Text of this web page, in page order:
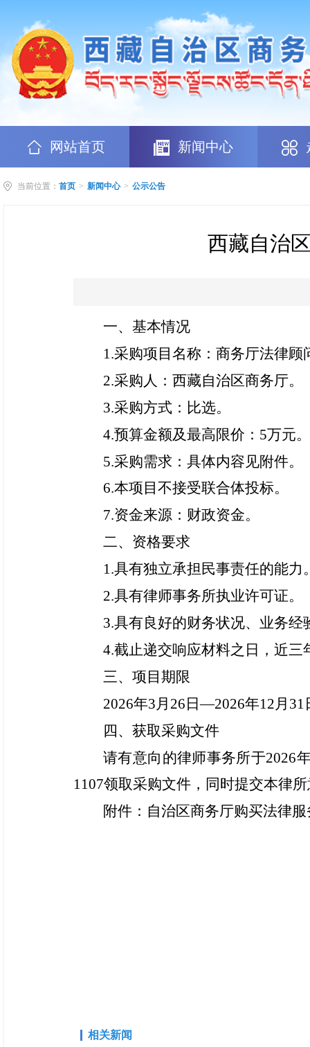
网站首页 新闻中心
当前位置： 首页 > 新闻中心 > 公示公告
西藏自治
一、基本情况
1.采购项目名称：商务厅法律顾
2.采购人：西藏自治区商务厅。
3.采购方式： 比选。
4.预算金额及最高限价： 5万元。
5.采购需求：具体内容见附件。
6.本项目不接受联合体投标。
7.资金来源：财政资金。
二、资格要求
1.具有独立承担民事责任的能力
2.具有律师事务所执业许可证。
3.具有良好的财务状况、业务经
4.截止递交响应材料之日，近
三、项目期限
2026年3月26日—2026年12月31
四、获取采购文件
请有意向的律师事务所于2026
1107领取采购文件，同时提交本律
附件： 自治区商务厅购买法律
相关新闻